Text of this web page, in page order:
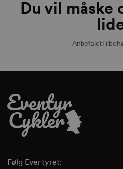
Du vil måske
Anbefalet
Følg Eventyret: